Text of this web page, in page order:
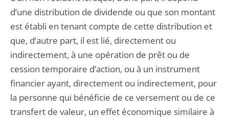
d’une distribution de dividende ou que son montant
est établi en tenant compte de cette distribution et
que, d’autre part, il est lié, directement ou
indirectement, à une opération de prêt ou de
cession temporaire d’action, ou à un instrument
financier ayant, directement ou indirectement, pour
la personne qui bénéficie de ce versement ou de ce
transfert de valeur, un effet économique similaire à